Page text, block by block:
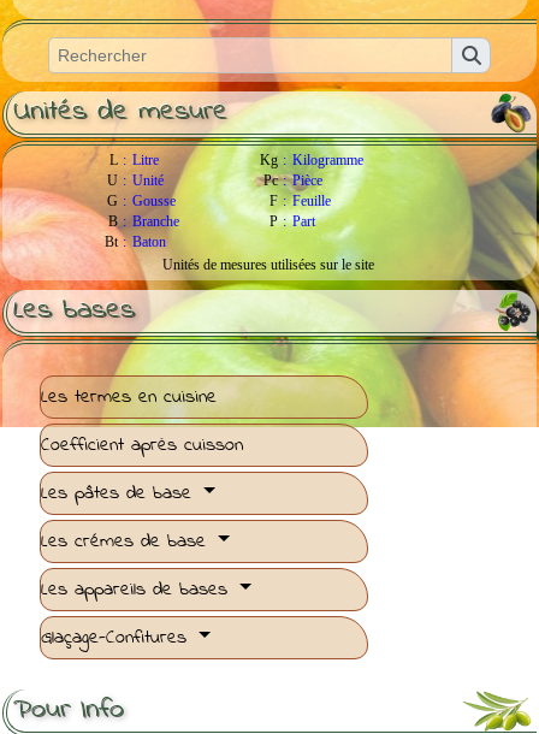
Unités de mesure
L : Litre Kg : Kilogramme
U : Unité Pc : Pièce
G : Gousse F : Feuille
B : Branche P : Part
Bt : Baton
Unités de mesures utilisées sur le site
Les bases
Les termes en cuisine
Coefficient après cuisson
Les pâtes de base
Les crémes de base
Les appareils de bases
Glaçage-Confitures
Pour Info
Saumon parfumé auLapsang Souchong(Bio),Riz
complet de camargue(Bio), Poêlée de légumes
frais, créme d'echalote.